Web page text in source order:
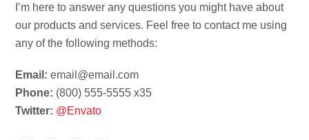
I’m here to answer any questions you might have about
our products and services. Feel free to contact me using
any of the following methods:
Email:email@email.com
Phone: (800) 555-5555 x35
Twitter: @Envato